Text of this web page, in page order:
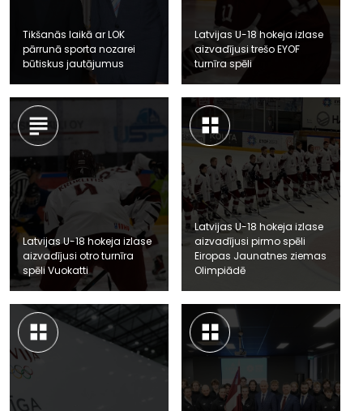
Tikšanās laikā ar LOK
pārrunā sporta nozarei
būtiskus jautājumus
Latvijas U-18 hokeja izlase
aizvadījusi trešo EYOF
turnīra spēli
Latvijas U-18 hokeja izlase
aizvadījusi otro turnīra
spēli Vuokatti
Latvijas U-18 hokeja izlase
aizvadījusi pirmo spēli
Eiropas Jaunatnes ziemas
Olimpiādē